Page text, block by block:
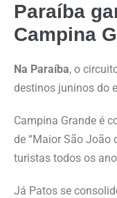
Paraíba
Campina
Na Paraíba, o
destinos juninos do
Campina Grande é
de “Maior São João
turistas todos os
Já Patos se